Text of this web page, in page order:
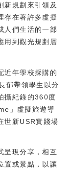
新規劃來引領及
存在著許多虛擬
人們生活的一部
用到觀光規劃層
年學校採購的
郁帶領學生以分
攝紀錄的360度
」虛擬旅遊導
世新USR實踐場
現分享，相互
置或景點，以讓